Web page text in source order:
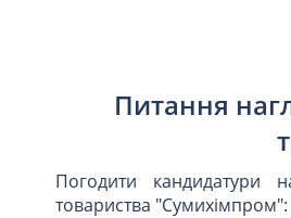
Питання
Погодити кандидатури
товариства "Сумихімпром":